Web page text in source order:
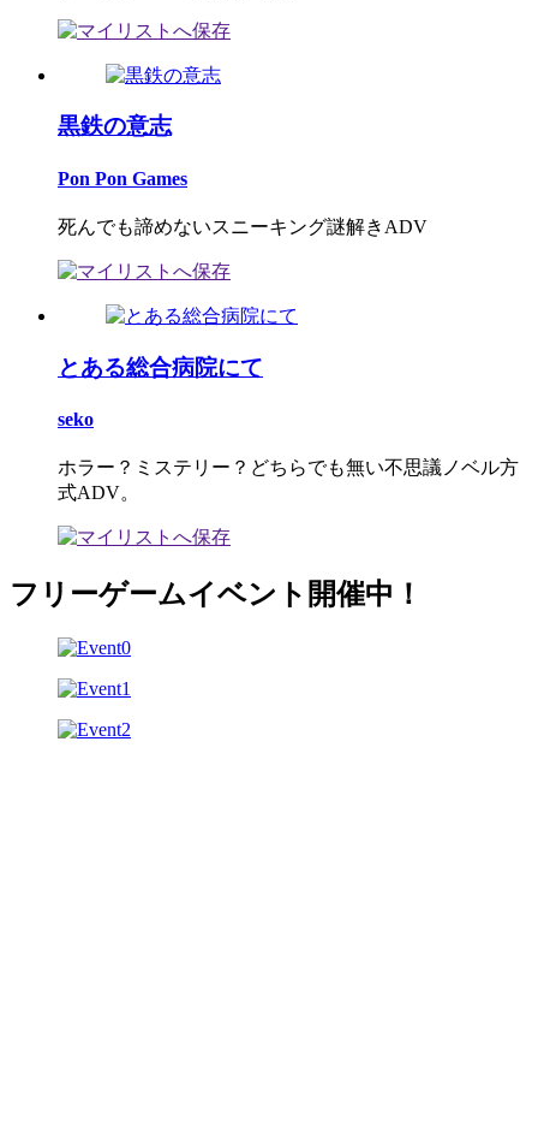
黒鉄の意志
Pon Pon Games
死んでも諦めないスニーキング謎解きADV
とある総合病院にて
seko
ホラー？ミステリー？どちらでも無い不思議ノベル方
式ADV。
フリーゲームイベント開催中！